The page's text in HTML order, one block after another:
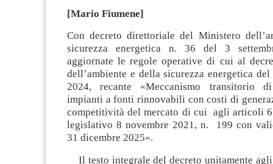
[Mario Fiumene]
Con decreto direttoriale del Ministero
sicurezza energetica n. 36 del 3
aggiornate le regole operative di cui al
dell’ambiente e della sicurezza energetica
2024, recante «Meccanismo transitorio
impianti a fonti rinnovabili con costi di
competitività del mercato di cui agli articoli
legislativo 8 novembre 2021, n. 199 con
31 dicembre 2025».
Il testo integrale del decreto unitamente